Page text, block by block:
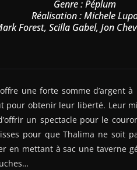
Genre : Péplum
Réalisation : Michele
Forest, Scilla Gabel, Jon
une forte somme d’argent
obtenir leur liberté. Leur
un spectacle pour le
pour que Thalima ne soit
en mettant à sac une taverne